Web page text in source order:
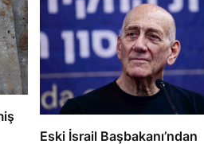
Eski İsrail Başbakanı’ndan